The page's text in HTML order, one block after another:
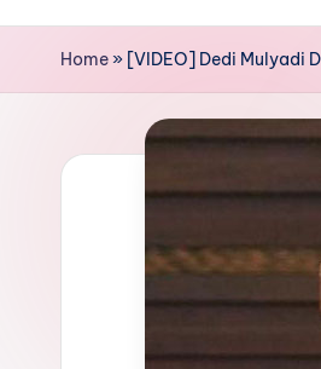
J
u
n
news
Home» [VIDEO] Dedi Mulyadi